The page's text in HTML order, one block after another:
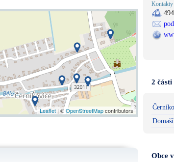
Leaflet | ©OpenStreetMapcontributors
Kontakty
2 části
Obce